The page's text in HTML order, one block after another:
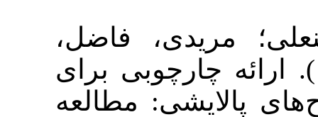
فاضل،
ارائه چارچوبی برای
مطالعه